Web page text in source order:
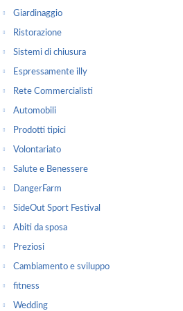
Giardinaggio
Ristorazione
Sistemi di chiusura
Espressamente illy
Rete Commercialisti
Automobili
Prodotti tipici
Volontariato
Salute e Benessere
DangerFarm
SideOut Sport Festival
Abiti da sposa
Preziosi
Cambiamento e sviluppo
fitness
Wedding